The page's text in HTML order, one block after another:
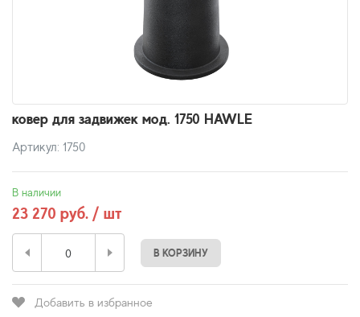
ковер для задвижек мод. 1750 HAWLE
Артикул: 1750
В наличии
23 270 руб. / шт
В КОРЗИНУ
Добавить в избранное